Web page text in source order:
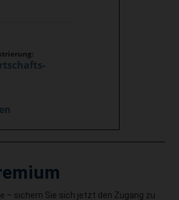
– sichern Sie sich jetzt den Zugang zu